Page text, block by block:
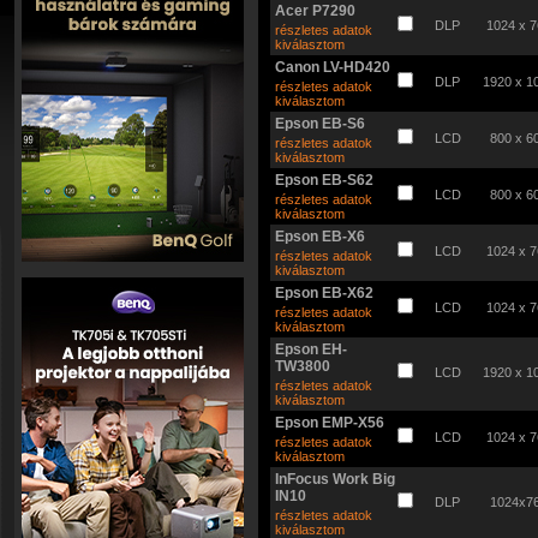
Acer P7290
részletes adatok
kiválasztom
DLP 1024 x
Canon LV-HD420
részletes adatok
kiválasztom
DLP 1920 x
Epson EB-S6
részletes adatok
kiválasztom
LCD 800 x
Epson EB-S62
részletes adatok
kiválasztom
LCD 800 x
Epson EB-X6
részletes adatok
kiválasztom
LCD 1024 x
Epson EB-X62
részletes adatok
kiválasztom
LCD 1024 x
Epson EH-
TW3800
részletes adatok
kiválasztom
LCD 1920 x
Epson EMP-X56
részletes adatok
kiválasztom
LCD 1024 x
InFocus Work Big
IN10
részletes adatok
kiválasztom
DLP